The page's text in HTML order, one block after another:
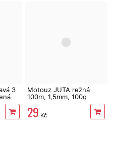
3
Motouz JUTA režná
100m, 1,5mm, 100g
29 Kč